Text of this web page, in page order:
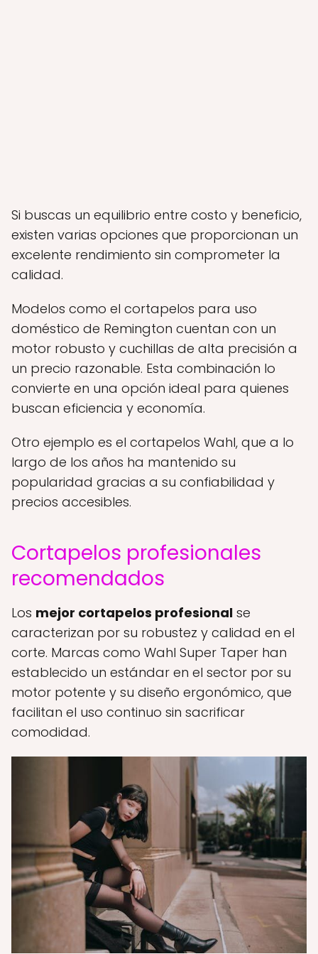
Si buscas un equilibrio entre costo y beneficio,
existen varias opciones que proporcionan un
excelente rendimiento sin comprometer la
calidad.
Modelos como el cortapelos para uso
doméstico de Remington cuentan con un
motor robusto y cuchillas de alta precisión a
un precio razonable. Esta combinación lo
convierte en una opción ideal para quienes
buscan eficiencia y economía.
Otro ejemplo es el cortapelos Wahl, que a lo
largo de los años ha mantenido su
popularidad gracias a su confiabilidad y
precios accesibles.
Cortapelos profesionales
recomendados
Los mejor cortapelos profesional se
caracterizan por su robustez y calidad en el
corte. Marcas como Wahl Super Taper han
establecido un estándar en el sector por su
motor potente y su diseño ergonómico, que
facilitan el uso continuo sin sacrificar
comodidad.